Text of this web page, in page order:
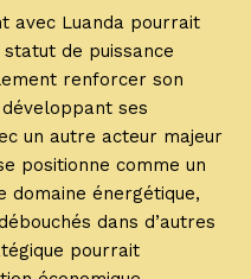
avec Luanda pourrait
de puissance
renforcer son
ses
un autre acteur majeur
positionne comme un
domaine énergétique,
dans d’autres
pourrait